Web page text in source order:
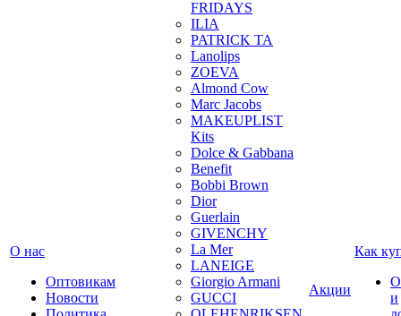
О нас
Оптовикам
Новости
FRIDAYS
ILIA
PATRICK TA
Lanolips
ZOEVA
Almond Cow
Marc Jacobs
MAKEUPLIST
Kits
Dolce & Gabbana
Benefit
Bobbi Brown
Dior
Guerlain
GIVENCHY
La Mer
LANEIGE
Giorgio Armani
GUCCI
Акции
Как
и